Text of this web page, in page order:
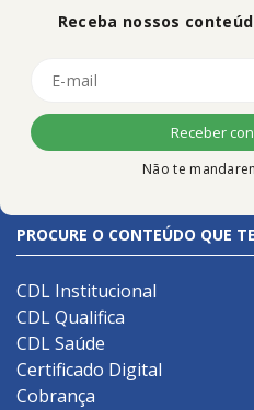
Receba nossos
Não te
PROCURE O CONTEÚDO QUE
CDL Institucional
CDL Qualifica
CDL Saúde
Certificado Digital
Cobrança